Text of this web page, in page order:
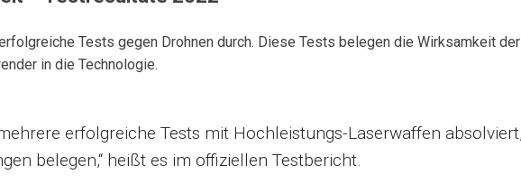
Tests gegen Drohnen durch. Diese Tests belegen die Wirksamkeit
in die Technologie.
erfolgreiche Tests mit Hochleistungs-Laserwaffen
belegen,“ heißt es im offiziellen Testbericht.